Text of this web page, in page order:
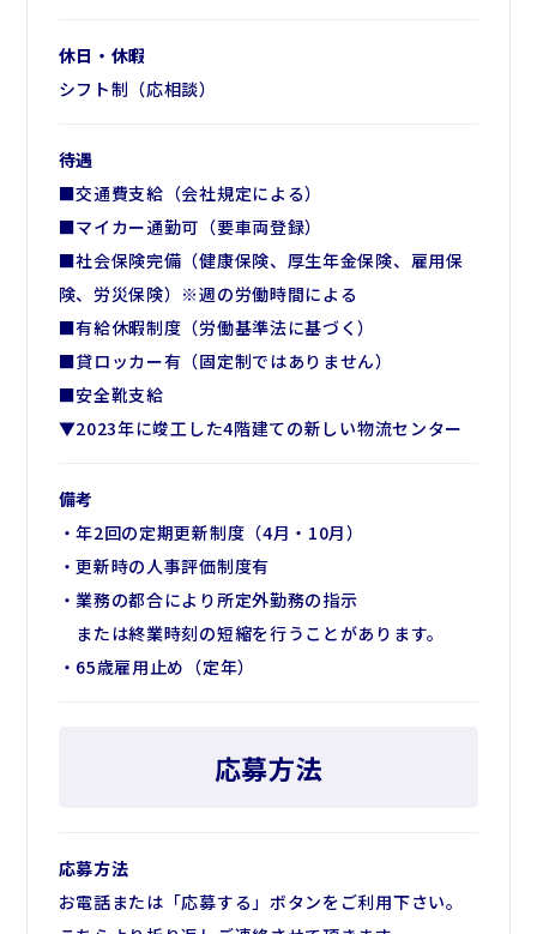
休日・休暇
シフト制（応相談）
待遇
■交通費支給（会社規定による）
■マイカー通勤可（要車両登録）
■社会保険完備（健康保険、厚生年金保険、雇用保
険、労災保険）※週の労働時間による
■有給休暇制度（労働基準法に基づく）
■貸ロッカー有（固定制ではありません）
■安全靴支給
▼2023年に竣工した4階建ての新しい物流センター
備考
・年2回の定期更新制度（4月・10月）
・更新時の人事評価制度有
・業務の都合により所定外勤務の指示
または終業時刻の短縮を行うことがあります。
・65歳雇用止め（定年）
応募方法
応募方法
お電話または「応募する」ボタンをご利用下さい。